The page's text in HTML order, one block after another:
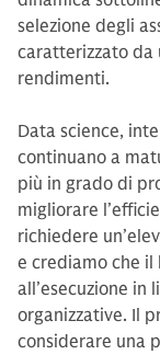
selezione degli
caratterizzato da
rendimenti.
Data science,
continuano a
più in grado di
migliorare
richiedere
e crediamo che il
all’esecuzione in
organizzative. Il
considerare una